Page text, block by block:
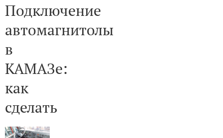
Подключение
автомагнитолы
в
КАМАЗе:
как
сделать